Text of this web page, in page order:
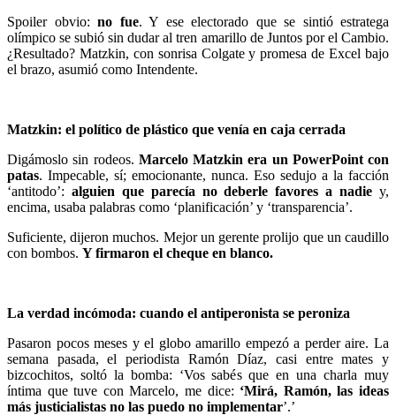
Spoiler obvio: no fue. Y ese electorado que se sintió estratega
olímpico se subió sin dudar al tren amarillo de Juntos por el Cambio.
¿Resultado? Matzkin, con sonrisa Colgate y promesa de Excel bajo
el brazo, asumió como Intendente.
Matzkin: el político de plástico que venía en caja cerrada
Digámoslo sin rodeos. Marcelo Matzkin era un PowerPoint con
patas. Impecable, sí; emocionante, nunca. Eso sedujo a la facción
‘antitodo’: alguien que parecía no deberle favores a nadie y,
encima, usaba palabras como ‘planificación’ y ‘transparencia’.
Suficiente, dijeron muchos. Mejor un gerente prolijo que un caudillo
con bombos. Y firmaron el cheque en blanco.
La verdad incómoda: cuando el antiperonista se peroniza
Pasaron pocos meses y el globo amarillo empezó a perder aire. La
semana pasada, el periodista Ramón Díaz, casi entre mates y
bizcochitos, soltó la bomba: ‘Vos sabés que en una charla muy
íntima que tuve con Marcelo, me dice: ‘Mirá, Ramón, las ideas
más justicialistas no las puedo no implementar’.’